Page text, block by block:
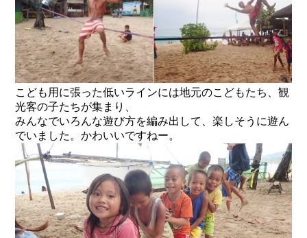
こども用に張った低いラインには地元のこどもたち、観
光客の子たちが集まり、
みんなでいろんな遊び方を編み出して、楽しそうに遊ん
でいました。かわいいですねー。